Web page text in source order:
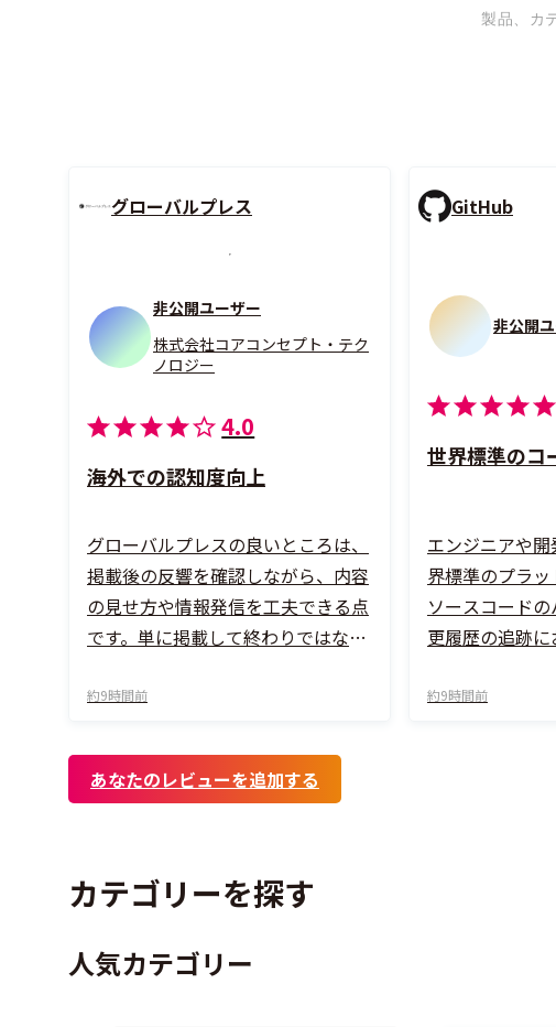
グローバルプレス
非公開ユーザー
株式会社コアコンセプト・テク
ノロジー
4.0
海外での認知度向上
グローバルプレスの良いところは、
掲載後の反響を確認しながら、内容
の見せ方や情報発信を工夫できる点
です。単に掲載して終わりではな
えるきっかけになり、新しいお客様
す。担当者の対応も丁寧で、こちら
の意図を汲み取りながら進めてくれ
って、心強いサービスだと感じてい
ます。
約9時間前
GitHub
非公開
エンジニアや
界標準のプラッ
ソースコード
更履歴の追跡
クエスト）を用
約9時間前
あなたのレビューを追加する
カテゴリーを探す
人気カテゴリー